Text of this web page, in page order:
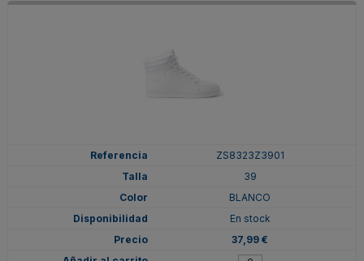
ZS8323Z3901
39
BLANCO
En stock
37,99 €